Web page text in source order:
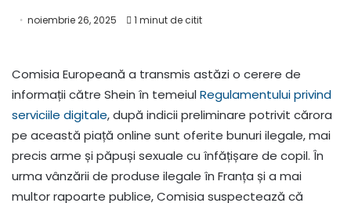
noiembrie 26, 2025 1 minut de citit
Comisia Europeană a transmis astăzi o cerere de
informații către Shein în temeiulRegulamentului privind
serviciile digitale, după indicii preliminare potrivit cărora
pe această piață online sunt oferite bunuri ilegale, mai
precis arme și păpuși sexuale cu înfățișare de copil. În
urma vânzării de produse ilegale în Franța și a mai
multor rapoarte publice, Comisia suspectează că